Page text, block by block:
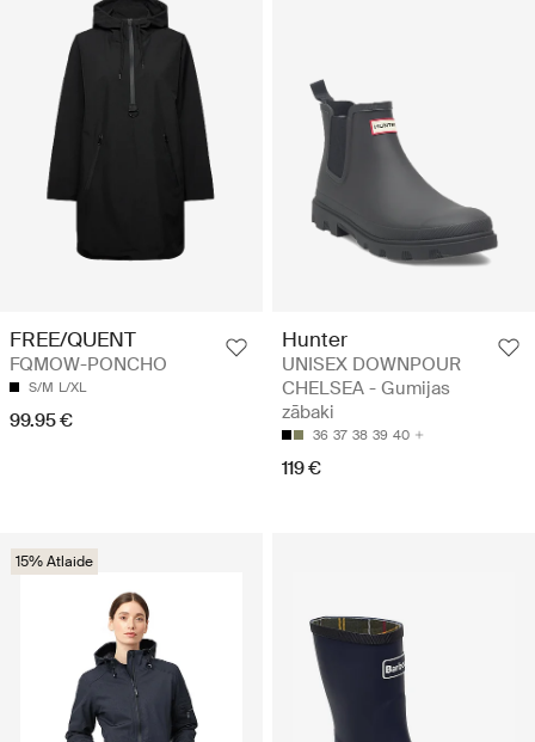
FREE/QUENT
FQMOW-PONCHO
S/M L/XL
99.95 €
Hunter
UNISEX DOWNPOUR
CHELSEA - Gumijas
zābaki
36 37 38 39 40
119 €
15% Atlaide